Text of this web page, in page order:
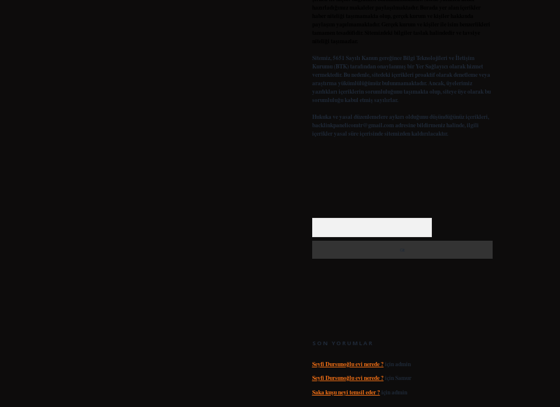
Sitemiz, 5651 Sayılı Kanun gereğince Bilgi Teknolojileri ve İletişim
Kurumu (BTK) tarafından onaylanmış bir Yer Sağlayıcı olarak hizmet
vermektedir. Bu nedenle, sitedeki içerikleri proaktif olarak denetleme veya
araştırma yükümlülüğümüz bulunmamaktadır. Ancak, üyelerimiz
yazdıkları içeriklerin sorumluluğunu taşımakta olup, siteye üye olarak bu
sorumluluğu kabul etmiş sayılırlar.
Hukuka ve yasal düzenlemelere aykırı olduğunu düşündüğünüz içerikleri,
backlinkpanelicomtr@gmail.com adresine bildirmeniz halinde, ilgili
içerikler yasal süre içerisinde sitemizden kaldırılacaktır.
SON YORUMLAR
Seyfi Dursunoğlu evi nerede ?içinadmin
Seyfi Dursunoğlu evi nerede ?içinSamur
Saka kuşu neyi temsil eder ?içinadmin